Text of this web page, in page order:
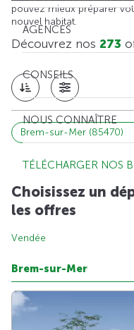
AGENCES
CONSEILS
NOUS CONNAÎTRE
TÉLÉCHARGER NOS
pouvez mieux préparer
nouvel habitat.
Découvrez nos 273
Brem-sur-Mer (85470)
Choisissez un
les offres
Vendée
Brem-sur-Mer